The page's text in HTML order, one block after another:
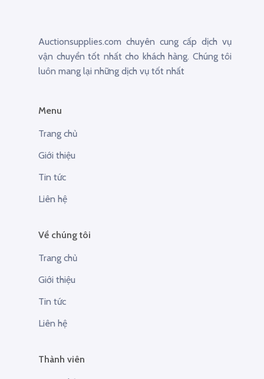
Auctionsupplies.com chuyên cung cấp dịch vụ
vận chuyển tốt nhất cho khách hàng. Chúng tôi
luôn mang lại những dịch vụ tốt nhất
Menu
Trang chủ
Giới thiệu
Tin tức
Liên hệ
Về chúng tôi
Trang chủ
Giới thiệu
Tin tức
Liên hệ
Thành viên